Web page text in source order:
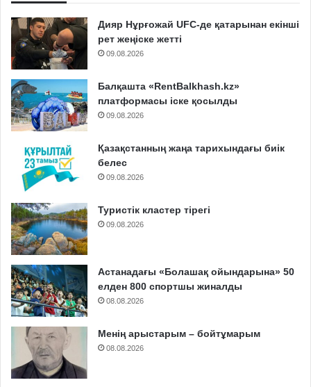
Дияр Нұрғожай UFC-де қатарынан екінші
рет жеңіске жетті
09.08.2026
Балқашта «RentBalkhash.kz»
платформасы іске қосылды
09.08.2026
Қазақстанның жаңа тарихындағы биік
белес
09.08.2026
Туристік кластер тірегі
09.08.2026
Астанадағы «Болашақ ойындарына» 50
елден 800 спортшы жиналды
08.08.2026
Менің арыстарым – бойтұмарым
08.08.2026